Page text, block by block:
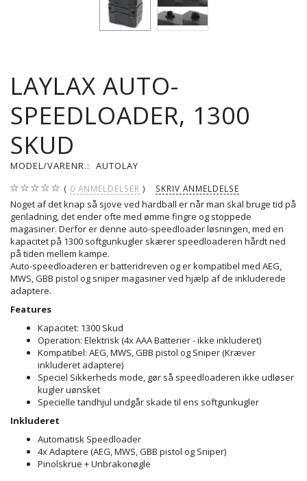
LAYLAX AUTO-
SPEEDLOADER, 1300
SKUD
MODEL/VARENR.: AUTOLAY
0 ANMELDELSER SKRIV ANMELDELSE
Noget af det knap så sjove ved hardball er når man skal bruge tid på
genladning, det ender ofte med ømme fingre og stoppede
magasiner. Derfor er denne auto-speedloader løsningen, med en
kapacitet på 1300 softgunkugler skærer speedloaderen hårdt ned
på tiden mellem kampe.
Auto-speedloaderen er batteridreven og er kompatibel med AEG,
MWS, GBB pistol og sniper magasiner ved hjælp af de inkluderede
adaptere.
Features
Kapacitet: 1300 Skud
Operation: Elektrisk (4x AAA Batterier - ikke inkluderet)
Kompatibel: AEG, MWS, GBB pistol og Sniper (Kræver
inkluderet adaptere)
Speciel Sikkerheds mode, gør så speedloaderen ikke udløser
kugler uønsket
Specielle tandhjul undgår skade til ens softgunkugler
Inkluderet
Automatisk Speedloader
4x Adaptere (AEG, MWS, GBB pistol og Sniper)
Pinolskrue + Unbrakonøgle